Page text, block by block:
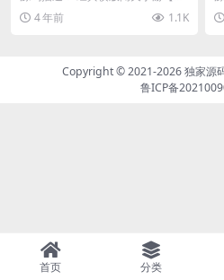
+运营后台+安卓苹果双端+教
程
在阿拉德】2023整理Linux本地学
习手工端+...
4 年前 1.1K
Copyright © 2021-2026独家源
鲁ICP备
首页 分类